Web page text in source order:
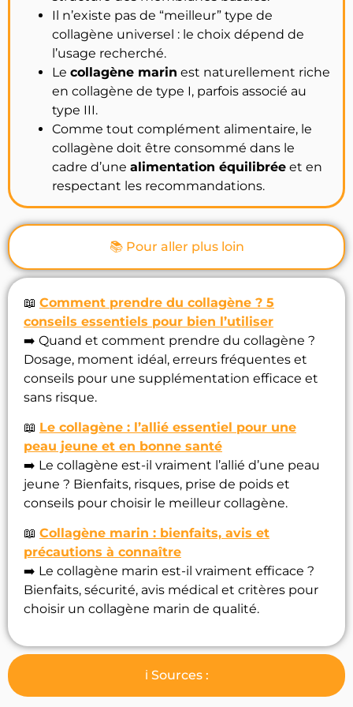
Il n’existe pas de “meilleur” type de
collagène universel : le choix dépend de
l’usage recherché.
Le collagène marin est naturellement riche
en collagène de type I, parfois associé au
type III.
Comme tout complément alimentaire, le
collagène doit être consommé dans le
cadre d’une alimentation équilibréeet en
respectant les recommandations.
📚 Pour aller plus loin
ℹ️ Sources :
📖 Comment prendre du collagène ? 5
conseils essentiels pour bien l’utiliser
➡️ Quand et comment prendre du collagène ?
Dosage, moment idéal, erreurs fréquentes et
conseils pour une supplémentation efficace et
sans risque.
📖 Le collagène : l’allié essentiel pour une
peau jeune et en bonne santé
➡️ Le collagène est-il vraiment l’allié d’une peau
jeune ? Bienfaits, risques, prise de poids et
conseils pour choisir le meilleur collagène.
📖 Collagène marin : bienfaits, avis et
précautions à connaître
➡️ Le collagène marin est-il vraiment efficace ?
Bienfaits, sécurité, avis médical et critères pour
choisir un collagène marin de qualité.